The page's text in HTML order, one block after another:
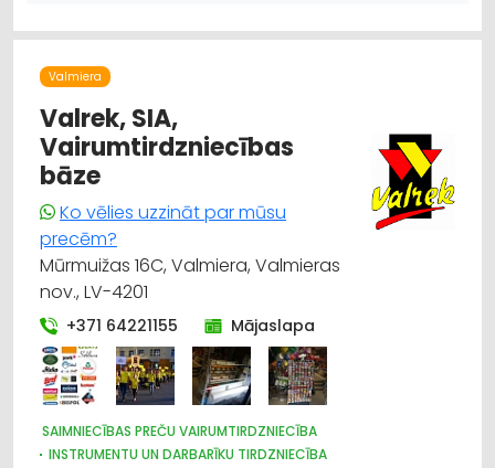
Valmiera
Valrek, SIA,
Vairumtirdzniecības
bāze
Ko vēlies uzzināt par mūsu
precēm?
Mūrmuižas 16C, Valmiera, Valmieras
nov., LV-4201
+371 64221155 Mājaslapa
SAIMNIECĪBAS PREČU VAIRUMTIRDZNIECĪBA
INSTRUMENTU UN DARBARĪKU TIRDZNIECĪBA